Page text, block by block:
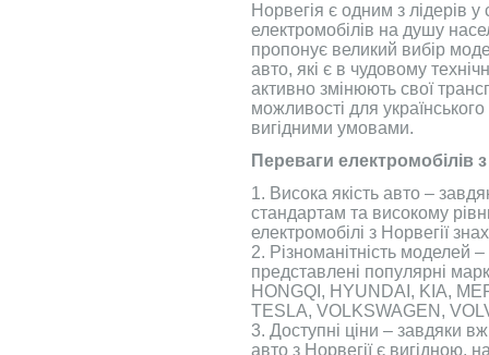
Норвегія є одним з лідерів у
електромобілів на душу
пропонує великий вибір
авто, які є в чудовому
активно змінюють свої
можливості для
вигідними умовами.
Переваги електромобілів з
1. Висока якість авто –
стандартам та високому
електромобілі з Норвегії
2. Різноманітність моделей
представлені популярні
HONGQI, HYUNDAI, KIA,
TESLA, VOLKSWAGEN,
3. Доступні ціни – завдяки
авто з Норвегії є вигідною,